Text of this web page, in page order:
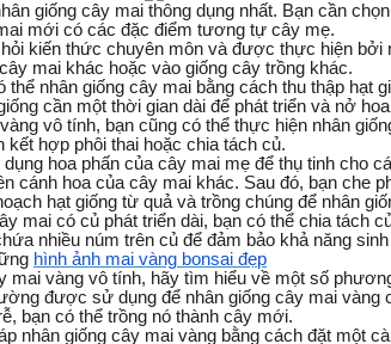
giống cây mai thông dụng nhất. Bạn cần
mới có các đặc điểm tương tự cây mẹ.
kiến thức chuyên môn và được thực hiện
mai khác hoặc vào giống cây trồng khác.
thể nhân giống cây mai bằng cách thu thập
cần một thời gian dài để phát triển và nở
vô tính, bạn cũng có thể thực hiện nhân
hợp phôi thai hoặc chia tách củ.
hoa phấn của cây mai mẹ để thụ tinh cho
cánh hoa của cây mai khác. Sau đó, bạn che
hạt giống từ quả và trồng chúng để nhân
mai có củ phát triển dài, bạn có thể chia tách
nhiều núm trên củ để đảm bảo khả năng
hình ảnh mai vàng bonsai đẹp
mai vàng vô tính, hãy tìm hiểu về một số
được sử dụng để nhân giống cây mai
bạn có thể trồng nó thành cây mới.
nhân giống cây mai vàng bằng cách đặt một